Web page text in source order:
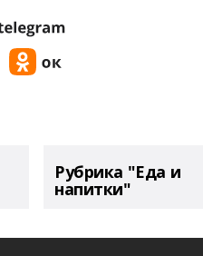
Рубрика "Еда и
напитки"